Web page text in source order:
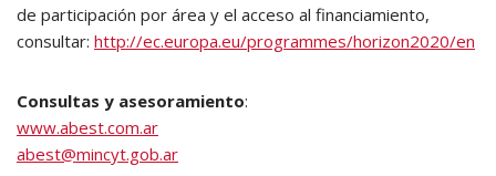
de participación por área y el acceso al financiamiento,
consultar: http://ec.europa.eu/programmes/horizon2020/en
Consultas y asesoramiento:
www.abest.com.ar
abest@mincyt.gob.ar